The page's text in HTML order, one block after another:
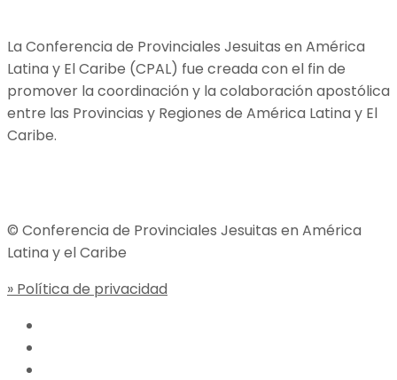
La Conferencia de Provinciales Jesuitas en América
Latina y El Caribe (CPAL) fue creada con el fin de
promover la coordinación y la colaboración apostólica
entre las Provincias y Regiones de América Latina y El
Caribe.
© Conferencia de Provinciales Jesuitas en América
Latina y el Caribe
» Política de privacidad